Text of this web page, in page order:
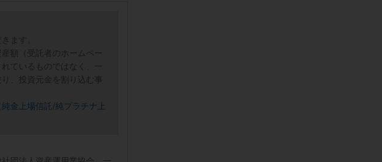
ます。
額（受託者のホームペー
ているものではなく、一
、投資元金を割り込む事
純金上場信託 /純プラチナ上